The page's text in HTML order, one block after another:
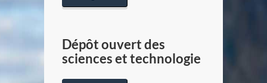
Dépôt ouvert des
sciences et technologie